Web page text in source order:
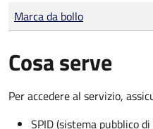
Tipo di pagamento
Importo
Marca da bollo
Cosa serve
Per accedere al servizio,
SPID (sistema pubblico